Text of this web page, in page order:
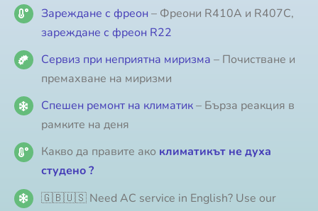
Зареждане с фреон – Фреони R410A и R407C,
зареждане с фреон R22
Сервиз при неприятна миризма – Почистване и
премахване на миризми
Спешен ремонт на климатик– Бърза реакция в
рамките на деня
Какво да правите ако климатикът не духа
студено ?
🇬🇧🇺🇸 Need AC service in English? Use our